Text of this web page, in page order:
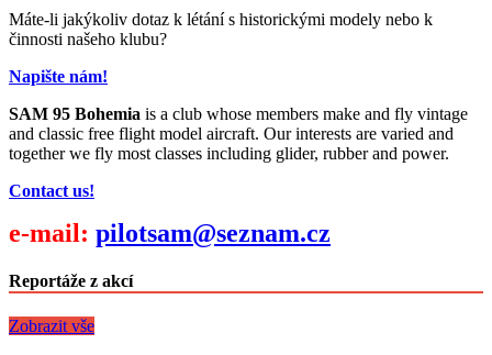
Máte-li jakýkoliv dotaz k létání s historickými modely nebo k
činnosti našeho klubu?
Napište nám!
SAM 95 Bohemia is a club whose members make and fly vintage
and classic free flight model aircraft. Our interests are varied and
together we fly most classes including glider, rubber and power.
Contact us!
e-mail: pilotsam@seznam.cz
Reportáže z akcí
Zobrazit vše